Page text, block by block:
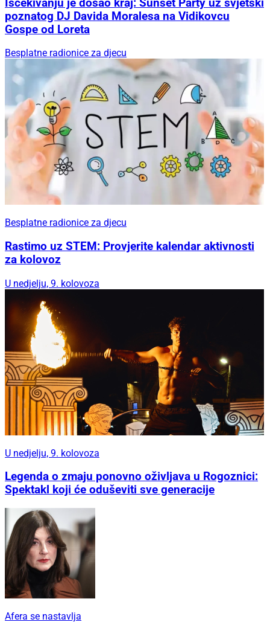
Iščekivanju je došao kraj: Sunset Party uz svjetski
poznatog DJ Davida Moralesa na Vidikovcu
Gospe od Loreta
Besplatne radionice za djecu
Besplatne radionice za djecu
Rastimo uz STEM: Provjerite kalendar aktivnosti
za kolovoz
U nedjelju, 9. kolovoza
U nedjelju, 9. kolovoza
Legenda o zmaju ponovno oživljava u Rogoznici:
Spektakl koji će oduševiti sve generacije
Afera se nastavlja